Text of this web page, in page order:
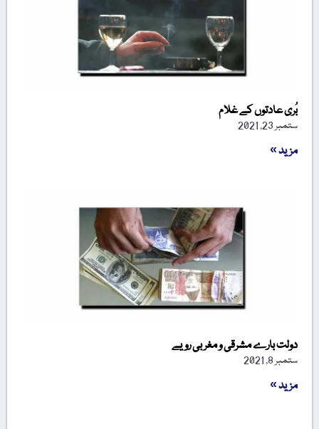
بُری عادتوں کے غلام
ستمبر 23, 2021
مزید »
دولت بارے مشرقی و مغربی رویے
ستمبر 8, 2021
مزید »